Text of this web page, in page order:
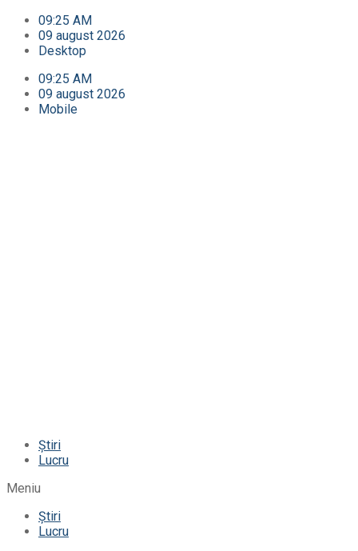
09:25 AM
09 august 2026
Desktop
09:25 AM
09 august 2026
Mobile
Știri
Lucru
Meniu
Știri
Lucru